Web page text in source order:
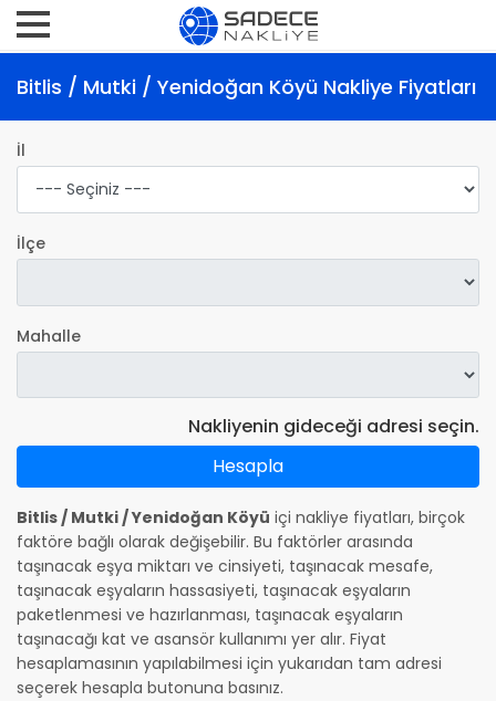
Bitlis / Mutki / Yenidoğan Köyü Nakliye Fiyatları
İl
İlçe
Mahalle
Nakliyenin gideceği adresi seçin.
Hesapla
Bitlis / Mutki / Yenidoğan Köyü içi nakliye fiyatları, birçok
faktöre bağlı olarak değişebilir. Bu faktörler arasında
taşınacak eşya miktarı ve cinsiyeti, taşınacak mesafe,
taşınacak eşyaların hassasiyeti, taşınacak eşyaların
paketlenmesi ve hazırlanması, taşınacak eşyaların
taşınacağı kat ve asansör kullanımı yer alır. Fiyat
hesaplamasının yapılabilmesi için yukarıdan tam adresi
seçerek hesapla butonuna basınız.